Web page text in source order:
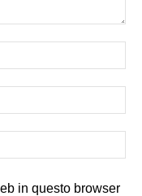
in questo browser